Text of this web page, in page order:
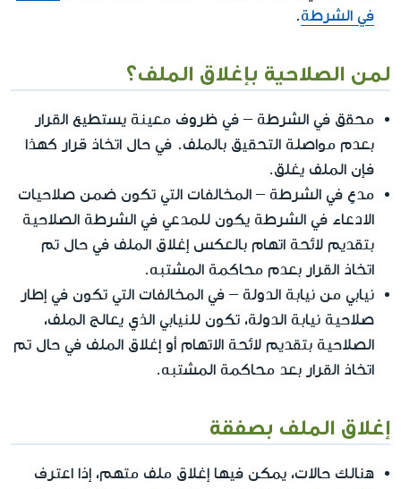
في الشرطة.
لمن الصلاحية بإغلاق الملف؟
محقق في الشرطة – في ظروف معينة يستطيع القرار
بعدم مواصلة التحقيق بالملف. في حال اتخاذ قرار كهذا
فإن الملف يغلق.
مدعٍ في الشرطة – المخالفات التي تكون ضمن صلاحيات
الادعاء في الشرطة يكون للمدعي في الشرطة الصلاحية
بتقديم لائحة اتهام بالعكس إغلاق الملف في حال تم
اتخاذ القرار بعدم محاكمة المشتبه.
نيابي من نيابة الدولة – في المخالفات التي تكون في إطار
صلاحية نيابة الدولة، تكون للنيابي الذي يعالج الملف،
الصلاحية بتقديم لائحة الاتهام أو إغلاق الملف في حال تم
اتخاذ القرار بعد محاكمة المشتبه.
إغلاق الملف بصفقة
هنالك حالات، يمكن فيها إغلاق ملف متهم، إذا اعترف